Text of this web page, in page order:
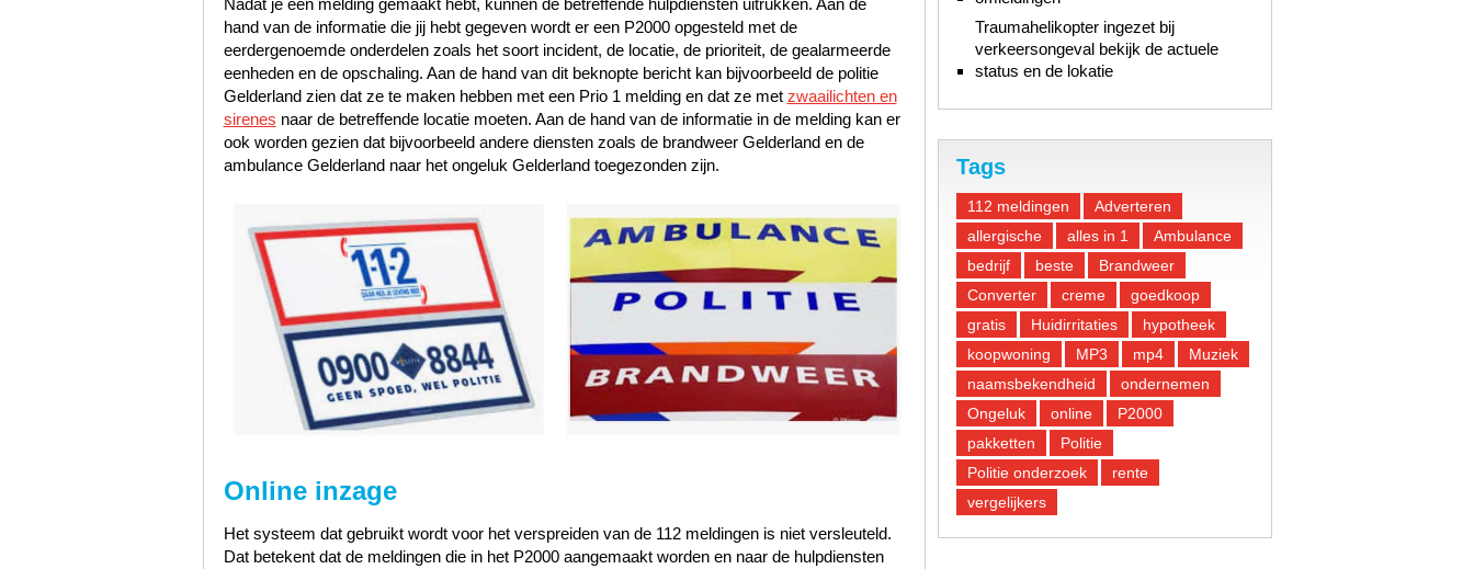
Nadat je een melding gemaakt hebt, kunnen de betreffende hulpdiensten uitrukken. Aan de
hand van de informatie die jij hebt gegeven wordt er een P2000 opgesteld met de
eerdergenoemde onderdelen zoals het soort incident, de locatie, de prioriteit, de gealarmeerde
eenheden en de opschaling. Aan de hand van dit beknopte bericht kan bijvoorbeeld de politie
Gelderland zien dat ze te maken hebben met een Prio 1 melding en dat ze met zwaailichten en
sirenes naar de betreffende locatie moeten. Aan de hand van de informatie in de melding kan er
ook worden gezien dat bijvoorbeeld andere diensten zoals de brandweer Gelderland en de
ambulance Gelderland naar het ongeluk Gelderland toegezonden zijn.
Online inzage
Het systeem dat gebruikt wordt voor het verspreiden van de 112 meldingen is niet versleuteld.
Dat betekent dat de meldingen die in het P2000 aangemaakt worden en naar de hulpdiensten
Traumahelikopter ingezet bij
verkeersongeval bekijk de actuele
status en de lokatie
Tags
112 meldingen
Adverteren
allergische
alles in 1
Ambulance
bedrijf
beste
Brandweer
Converter
creme
goedkoop
gratis
Huidirritaties
hypotheek
koopwoning
MP3 mp4
Muziek
naamsbekendheid
ondernemen
Ongeluk
online
P2000
pakketten
Politie
Politie onderzoek
rente
vergelijkers